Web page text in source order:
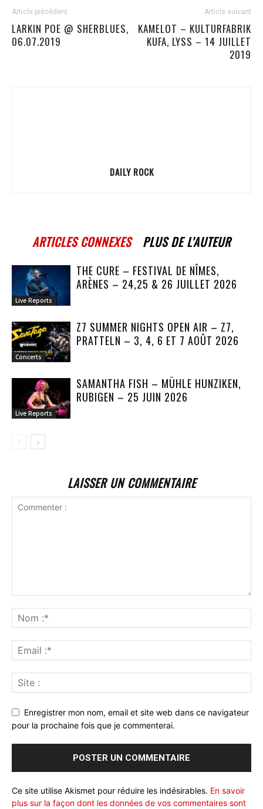
Article précédent
LARKIN POE @ SHERBLUES,
06.07.2019
Article suivant
KAMELOT – KULTURFABRIK
KUFA, LYSS – 14 JUILLET
2019
DAILY ROCK
ARTICLES CONNEXES PLUS DE L'AUTEUR
Live Reports
THE CURE – FESTIVAL DE NÎMES,
ARÈNES – 24,25 & 26 JUILLET 2026
Concerts
Z7 SUMMER NIGHTS OPEN AIR – Z7,
PRATTELN – 3, 4, 6 ET 7 AOÛT 2026
Live Reports
SAMANTHA FISH – MÜHLE HUNZIKEN,
RUBIGEN – 25 JUIN 2026
LAISSER UN COMMENTAIRE
Enregistrer mon nom, email et site web dans ce navigateur
pour la prochaine fois que je commenterai.
Ce site utilise Akismet pour réduire les indésirables. En savoir
plus sur la façon dont les données de vos commentaires sont